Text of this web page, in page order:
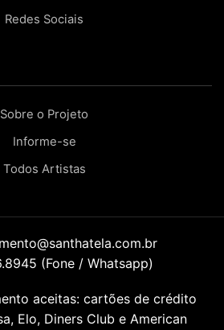
Redes Sociais
Sobre o Projeto
Informe-se
Todos Artistas
(Fone / Whatsapp)
aceitas: cartões de crédito
Elo, Diners Club e American